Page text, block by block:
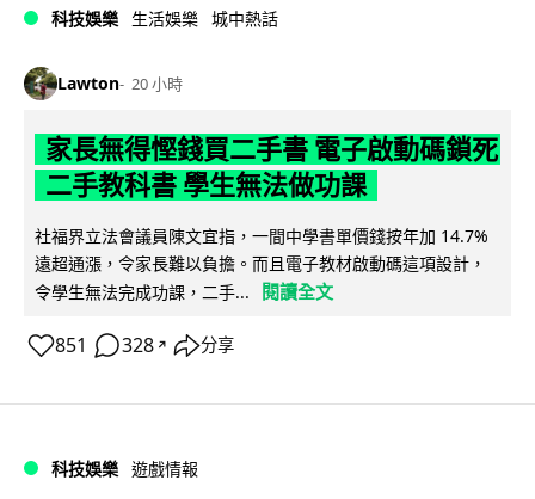
科技娛樂 生活娛樂 城中熱話
Lawton 20 小時
家長無得慳錢買二手書 電子啟動碼鎖死
二手教科書 學生無法做功課
社福界立法會議員陳文宜指，一間中學書單價錢按年加 14.7%
遠超通漲，令家長難以負擔。而且電子教材啟動碼這項設計，
令學生無法完成功課，二手...
閱讀全文
851 328 ↗ 分享
科技娛樂 遊戲情報